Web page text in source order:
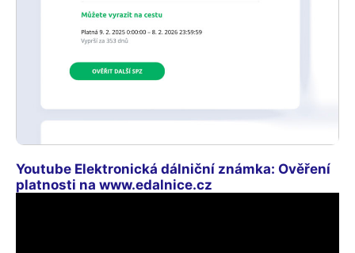
Youtube Elektronická dálniční známka: Ověření
platnosti na www.edalnice.cz